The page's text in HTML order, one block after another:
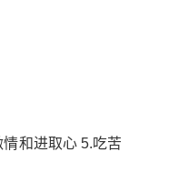
和进取心 5.吃苦